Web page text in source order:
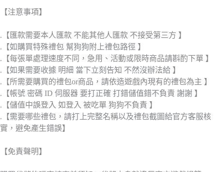
【注意事項】
.【匯款需要本人匯款 不能其他人匯款 不接受第三方 】
.【如購買特殊禮包 幫狗狗附上禮包路徑 】
.【每張單處理速度不同，急用、活動或限時商品請斟酌下單 】
.【如果需要收據 明細 當下立刻告知 不然沒辦法給 】
.【所需要購買的禮包or商品，請依造遊戲內現有的禮包為主 】
.【帳號 密碼 ID 伺服器 要打正確 打錯儲值錯不負責 謝謝 】
.【儲值中誤登入 如登入 被吃單 狗狗不負責 】
.【需要哪些禮包，請打上完整名稱以及禮包截圖給官方客服核
實，避免產生錯誤】
【免責聲明】